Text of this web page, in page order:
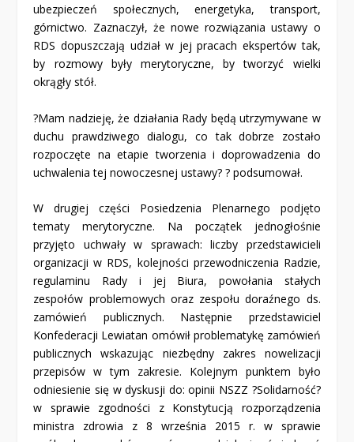
ubezpieczeń społecznych, energetyka, transport,
górnictwo. Zaznaczył, że nowe rozwiązania ustawy o
RDS dopuszczają udział w jej pracach ekspertów tak,
by rozmowy były merytoryczne, by tworzyć wielki
okrągły stół.
?Mam nadzieję, że działania Rady będą utrzymywane w
duchu prawdziwego dialogu, co tak dobrze zostało
rozpoczęte na etapie tworzenia i doprowadzenia do
uchwalenia tej nowoczesnej ustawy? ? podsumował.
W drugiej części Posiedzenia Plenarnego podjęto
tematy merytoryczne. Na początek jednogłośnie
przyjęto uchwały w sprawach: liczby przedstawicieli
organizacji w RDS, kolejności przewodniczenia Radzie,
regulaminu Rady i jej Biura, powołania stałych
zespołów problemowych oraz zespołu doraźnego ds.
zamówień publicznych. Następnie przedstawiciel
Konfederacji Lewiatan omówił problematykę zamówień
publicznych wskazując niezbędny zakres nowelizacji
przepisów w tym zakresie. Kolejnym punktem było
odniesienie się w dyskusji do: opinii NSZZ ?Solidarność?
w sprawie zgodności z Konstytucją rozporządzenia
ministra zdrowia z 8 września 2015 r. w sprawie